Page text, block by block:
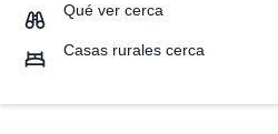
Qué ver cerca
Casas rurales cerca